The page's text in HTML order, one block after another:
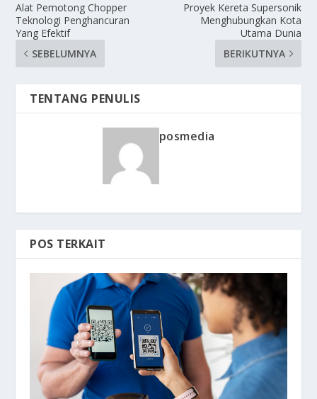
Alat Pemotong Chopper
Teknologi Penghancuran
Yang Efektif
SEBELUMNYA
Proyek Kereta Supersonik
Menghubungkan Kota
Utama Dunia
BERIKUTNYA
TENTANG PENULIS
posmedia
POS TERKAIT